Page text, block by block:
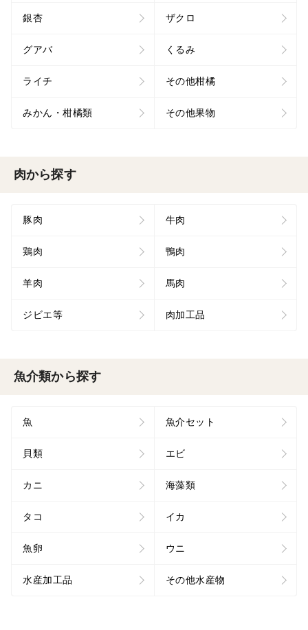
銀杏 ザクロ
グアバ くるみ
ライチ その他柑橘
みかん・柑橘類 その他果物
肉から探す
豚肉 牛肉
鶏肉 鴨肉
羊肉 馬肉
ジビエ等 肉加工品
魚介類から探す
魚 魚介セット
貝類 エビ
カニ 海藻類
タコ イカ
魚卵 ウニ
水産加工品 その他水産物